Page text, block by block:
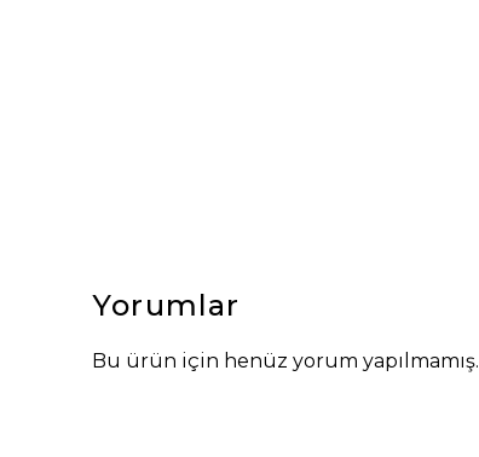
Yorumlar
Bu ürün için henüz yorum yapılmamış.